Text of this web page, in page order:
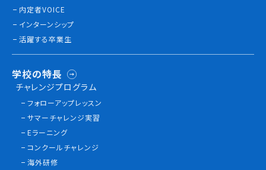
ブログ
アクセス
情報公開
よくあるご質問
お問い合わせ
内定者VOICE
インターンシップ
活躍する卒業生
学校の特長
チャレンジプログラム
フォローアップレッスン
サマーチャレンジ実習
Eラーニング
コンクールチャレンジ
海外研修